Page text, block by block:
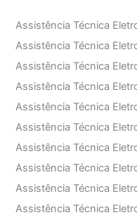
Assistência Técnica
Assistência Técnica
Assistência Técnica
Assistência Técnica
Assistência Técnica
Assistência Técnica
Assistência Técnica
Assistência Técnica
Assistência Técnica
Assistência Técnica